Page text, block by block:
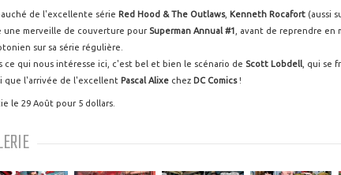
de l'excellente série Red Hood & The Outlaws, Kenneth Rocafort (aussi
une merveille de couverture pour Superman Annual #1 , avant de reprendre en
sur sa série régulière.
ce qui nous intéresse ici, c'est bel et bien le scénario de Scott Lobdell , qui se
que l'arrivée de l'excellent Pascal Alixe chez DC Comics!
le 29 Août pour 5 dollars.